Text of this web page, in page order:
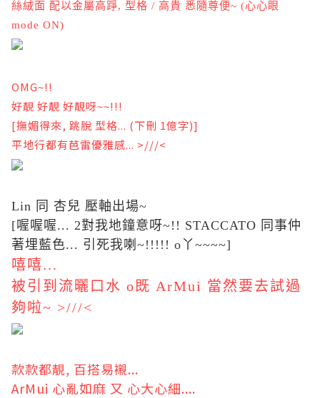
絲絨面 配以金屬高踭, 型格 / 高貴 悉隨尊便~ (心心眼
mode ON)
OMG~!!
好靚 好靚 好靚呀~~!!!
[撫媚得來, 跳脫 型格... (下刪 1億字)]
平地行都有芭雷優雅感... >///<
Lin 同 杏兒 壓軸出場~
[喔喔喔... 2對我地鐘意呀~!! STACCATO 同事仲
著埋藍色... 引死我喇~!!!!! o丫~~~~]
嘻嘻...
被引到流曬口水 o既 ArMui 當然要去試過
夠啦~ >///<
款款都靚, 百搭易襯...
ArMui 心亂如麻 又 心大心細....